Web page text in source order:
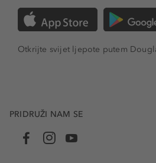
Otkrijte svijet ljepote putem
PRIDRUŽI NAM SE